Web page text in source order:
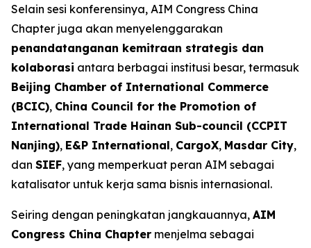
Selain sesi konferensinya, AIM Congress China
Chapter juga akan menyelenggarakan
penandatanganan kemitraan strategis dan
kolaborasi antara berbagai institusi besar, termasuk
Beijing Chamber of International Commerce
(BCIC), China Council for the Promotion of
International Trade Hainan Sub-council (CCPIT
Nanjing), E&P International, CargoX, Masdar City,
dan SIEF, yang memperkuat peran AIM sebagai
katalisator untuk kerja sama bisnis internasional.
Seiring dengan peningkatan jangkauannya, AIM
Congress China Chapter menjelma sebagai